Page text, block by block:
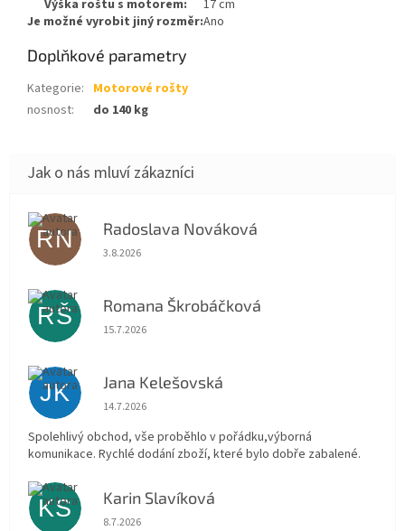
Výška roštu s motorem:
17 cm
Je možné vyrobit jiný rozměr:Ano
Doplňkové parametry
Kategorie: Motorové rošty
nosnost: do 140 kg
RN Radoslava Nováková
Hodnocení obchodu je 5 z 5 hvězdiček.
3.8.2026
RŠ Romana Škrobáčková
Hodnocení obchodu je 5 z 5 hvězdiček.
15.7.2026
JK Jana Kelešovská
Hodnocení obchodu je 5 z 5 hvězdiček.
14.7.2026
Spolehlivý obchod, vše proběhlo v pořádku,výborná
komunikace. Rychlé dodání zboží, které bylo dobře zabalené.
KS Karin Slavíková
Hodnocení obchodu je 5 z 5 hvězdiček.
8.7.2026